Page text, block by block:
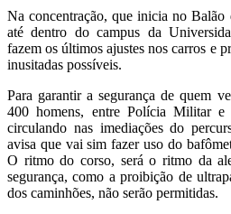
Na concentração, que inicia no Balão
até dentro do campus da
fazem os últimos ajustes nos carros e
inusitadas possíveis.
Para garantir a segurança de quem
400 homens, entre Polícia Militar e
circulando nas imediações do
avisa que vai sim fazer uso do
O ritmo do corso, será o ritmo da
segurança, como a proibição de
dos caminhões, não serão permitidas.